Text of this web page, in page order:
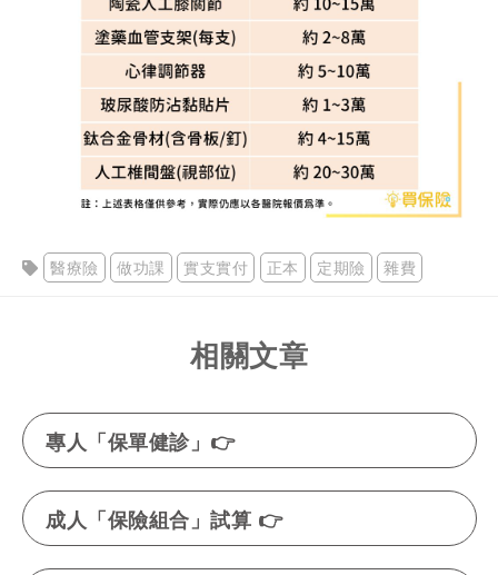
醫療險 做功課 實支實付 正本 定期險 雜費
相關文章
專人「保單健診」👉
成人「保險組合」試算 👉